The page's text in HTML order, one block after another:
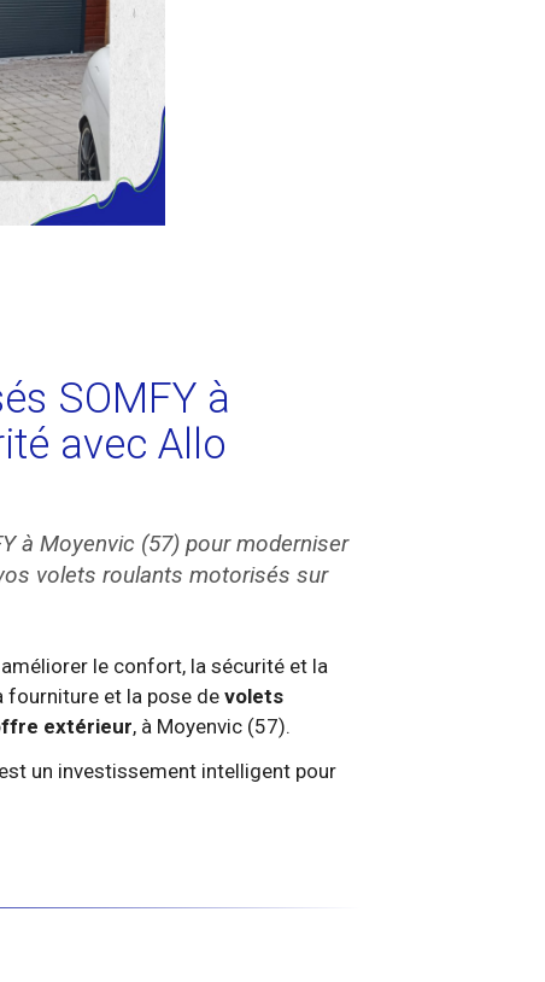
SOMFY à
avec Allo
à Moyenvic (57) pour moderniser
volets roulants motorisés sur
le confort, la sécurité et la
fourniture et la pose de volets
extérieur, à Moyenvic (57).
un investissement intelligent pour